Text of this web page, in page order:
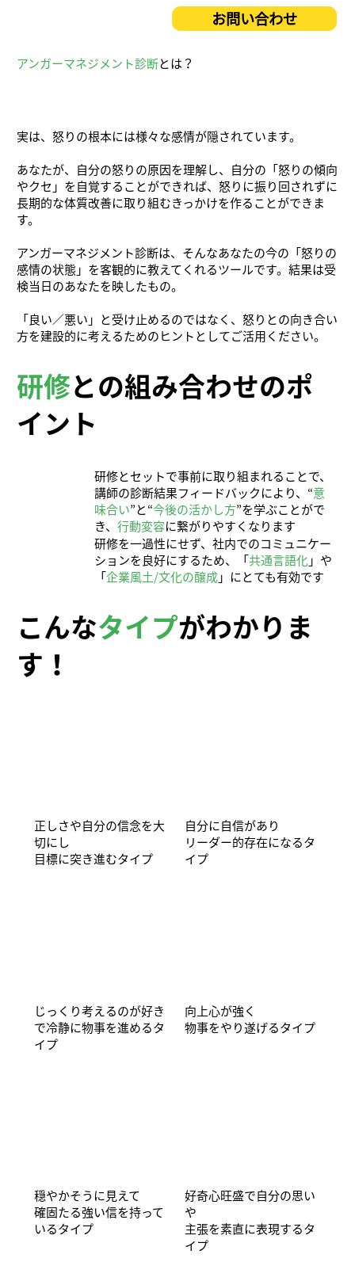
お問い合わせ
アンガーマネジメント診断とは？
実は、怒りの根本には様々な感情が隠されています。
あなたが、自分の怒りの原因を理解し、自分の「怒りの傾向
やクセ」を自覚することができれば、怒りに振り回されずに
長期的な体質改善に取り組むきっかけを作ることができま
す。
アンガーマネジメント診断は、そんなあなたの今の「怒りの
感情の状態」を客観的に教えてくれるツールです。結果は受
検当日のあなたを映したもの。
「良い／悪い」と受け止めるのではなく、怒りとの向き合い
方を建設的に考えるためのヒントとしてご活用ください。
研修との組み合わせのポ
イント
研修とセットで事前に取り組まれることで、
講師の診断結果フィードバックにより、“意
味合い”と“今後の活かし方”を学ぶことがで
き、 行動変容に繋がりやすくなります
研修を一過性にせず、社内でのコミュニケー
ションを良好にするため、「共通言語化」や
「企業風土/文化の醸成」にとても有効です
こんなタイプがわかりま
す！
正しさや自分の信念を大
切にし
目標に突き進むタイプ
自分に自信があり
リーダー的存在になるタ
イプ
じっくり考えるのが好き
で冷静に物事を進めるタ
イプ
向上心が強く
物事をやり遂げるタイプ
穏やかそうに見えて
確固たる強い信を持って
いるタイプ
好奇心旺盛で自分の思い
や
主張を素直に表現するタ
イプ